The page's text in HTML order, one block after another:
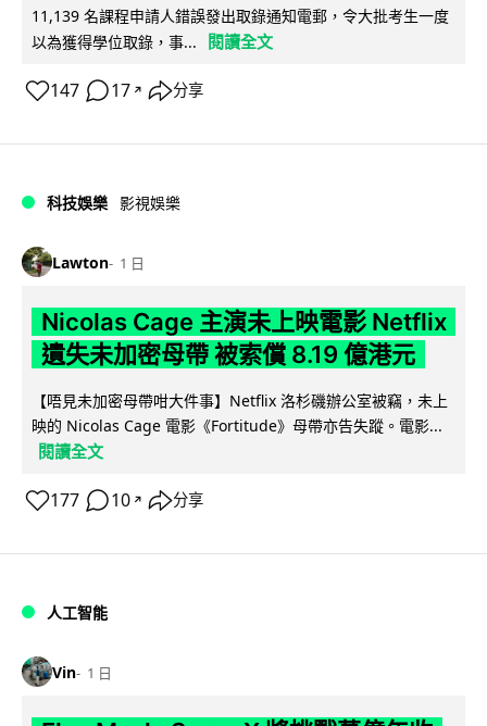
11,139 名課程申請人錯誤發出取錄通知電郵，令大批考生一度
以為獲得學位取錄，事...
閱讀全文
147 17 ↗ 分享
科技娛樂 影視娛樂
Lawton 1 日
Nicolas Cage 主演未上映電影 Netflix
遺失未加密母帶 被索償 8.19 億港元
【唔見未加密母帶咁大件事】Netflix 洛杉磯辦公室被竊，未上
映的 Nicolas Cage 電影《Fortitude》母帶亦告失蹤。電影...
閱讀全文
177 10 ↗ 分享
人工智能
Vin 1 日